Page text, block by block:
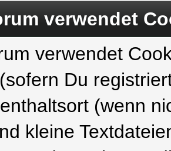
verwendet
verwendet
Du
(wenn
kleine